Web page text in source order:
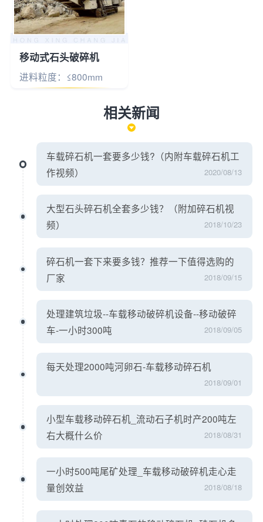
移动式石头破碎机
进料粒度：≤800mm
相关新闻
车载碎石机一套要多少钱?（内附车载碎石机工
作视频）
2020/08/13
大型石头碎石机全套多少钱？（附加碎石机视
频）
2018/10/23
碎石机一套下来要多钱？推荐一下值得选购的
厂家
2018/09/15
处理建筑垃圾--车载移动破碎机设备--移动破碎
车-一小时300吨
2018/09/05
每天处理2000吨河卵石-车载移动碎石机
2018/09/01
小型车载移动碎石机_流动石子机时产200吨左
右大概什么价
2018/08/31
一小时500吨尾矿处理_车载移动破碎机走心走
量创效益
2018/08/18